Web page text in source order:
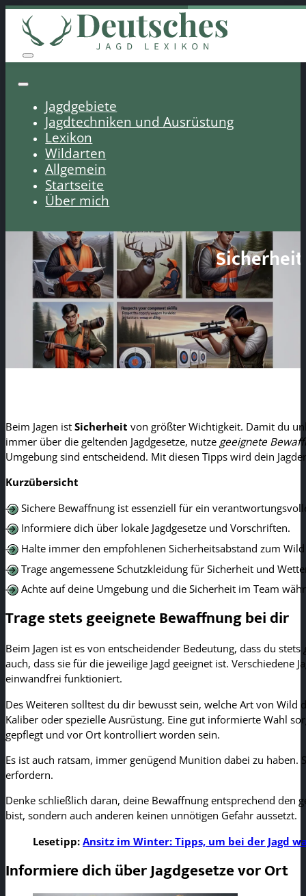
Jagdgebiete
Jagdtechniken und Ausrüstung
Lexikon
Wildarten
Allgemein
Startseite
Über mich
Beim Jagen ist Sicherheit von größter Wichtigkeit. Damit du
immer über die geltenden Jagdgesetze, nutze geeignete
Umgebung sind entscheidend. Mit diesen Tipps wird dein
Kurzübersicht
Sichere Bewaffnung ist essenziell für ein
Informiere dich über lokale Jagdgesetze und Vorschriften.
Halte immer den empfohlenen Sicherheitsabstand zum
Trage angemessene Schutzkleidung für Sicherheit und
Achte auf deine Umgebung und die Sicherheit im Team
Trage stets geeignete Bewaffnung bei dir
Beim Jagen ist es von entscheidender Bedeutung, dass du stets
auch, dass sie für die jeweilige Jagd geeignet ist.
einwandfrei funktioniert.
Des Weiteren solltest du dir bewusst sein, welche Art von Wild
Kaliber oder spezielle Ausrüstung. Eine gut informierte Wahl
gepflegt und vor Ort kontrolliert worden sein.
Es ist auch ratsam, immer genügend Munition dabei zu
erfordern.
Denke schließlich daran, deine Bewaffnung entsprechend den
bist, sondern auch anderen keinen unnötigen Gefahr aussetzt.
Lesetipp: Ansitz im Winter: Tipps, um bei der Jagd
Informiere dich über Jagdgesetze vor Ort